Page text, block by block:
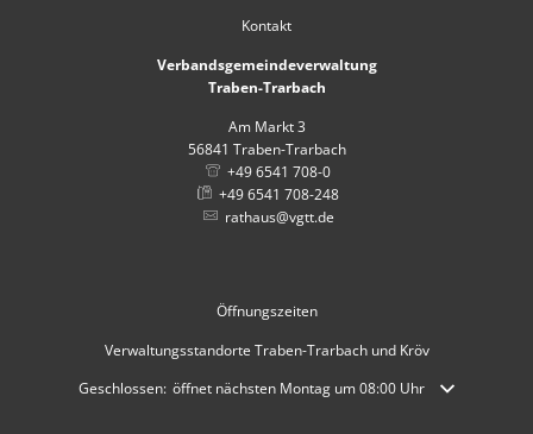
Kontakt
Verbandsgemeindeverwaltung
Traben-Trarbach
Am Markt 3
56841 Traben-Trarbach
+49 6541 708-0
+49 6541 708-248
rathaus@vgtt.de
Öffnungszeiten
Verwaltungsstandorte Traben-Trarbach und Kröv
Klicken, um weitere Öffnungs- oder Schließzeiten auszublenden
Geschlossen: öffnet nächsten Montag um 08:00 Uhr